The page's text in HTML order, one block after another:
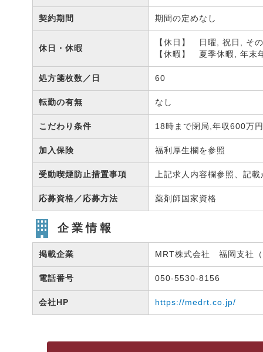
契約期間 期間の定めなし
休日・休暇
【休日】 日曜, 祝日, そ
【休暇】 夏季休暇, 年末
処方箋枚数／日 60
転勤の有無 なし
こだわり条件 18時まで閉局,年収600万
加入保険 福利厚生欄を参照
受動喫煙防止措置事項 上記求人内容欄参照、記
応募資格／応募方法 薬剤師国家資格
企業情報
掲載企業 MRT株式会社 福岡支社
電話番号 050-5530-8156
会社HP https://medrt.co.jp/